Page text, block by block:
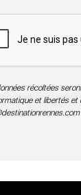
récoltées
et libertés